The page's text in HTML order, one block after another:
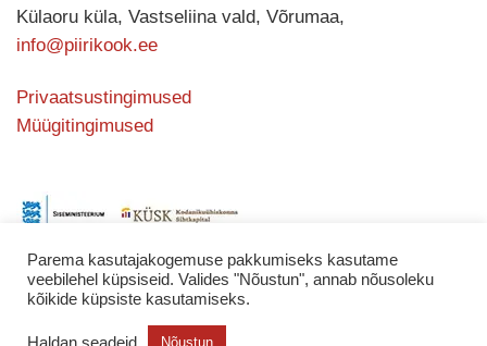
Külaoru küla, Vastseliina vald, Võrumaa,
info@piirikook.ee
Privaatsustingimused
Müügitingimused
Kodulehe valmistasKATING
Parema kasutajakogemuse pakkumiseks kasutame
veebilehel küpsiseid. Valides "Nõustun", annab nõusoleku
kõikide küpsiste kasutamiseks.
Haldan seadeid Nõustun